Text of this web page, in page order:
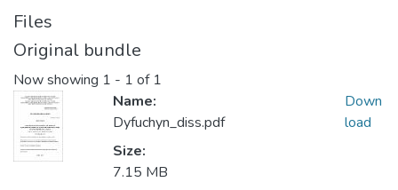
Files
Original bundle
Now showing 1 - 1 of 1
Name:
Dyfuchyn_diss.pdf
Size:
7.15 MB
Down
load